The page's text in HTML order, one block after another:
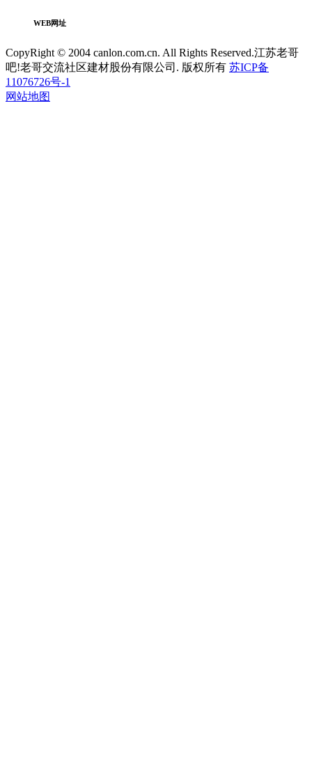
WEB网址
CopyRight © 2004 canlon.com.cn. All Rights Reserved.江苏老哥
吧!老哥交流社区建材股份有限公司. 版权所有 苏ICP备
11076726号-1
网站地图